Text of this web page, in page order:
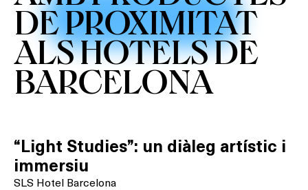
DE PROXIMITAT
ALS HOTELS DE
BARCELONA
“Light Studies”: un diàleg artístic i
immersiu
SLS Hotel Barcelona